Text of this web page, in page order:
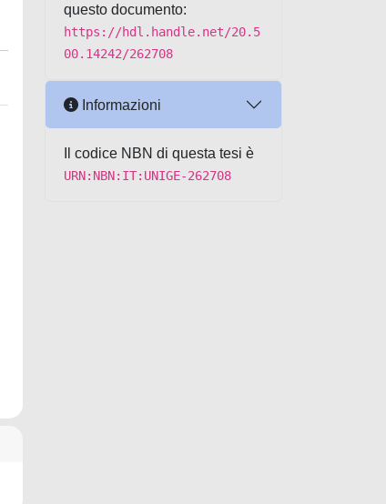
questo documento:
https://hdl.handle.net/20.5
00.14242/262708
Informazioni
Il codice NBN di questa tesi è
URN:NBN:IT:UNIGE-262708